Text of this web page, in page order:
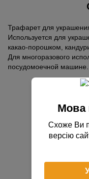
Трафарет для
Используется для
какао-порошком,
Для многоразового
посудомоечной машине.
Мова
Схоже Ви
версію